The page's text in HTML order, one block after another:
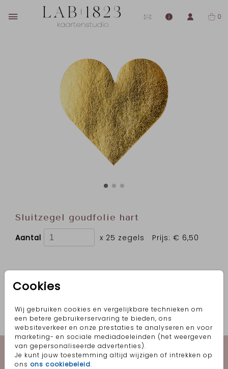
0
Cookies
Wij gebruiken cookies en vergelijkbare technieken om
een betere gebruikerservaring te bieden, ons
websiteverkeer en onze prestaties te analyseren en voor
marketing- en sociale mediadoeleinden (het weergeven
van gepersonaliseerde advertenties).
Je kunt jouw toestemming altijd wijzigen of intrekken op
ons ons cookiebeleid.
Sluitzegel goudfolie hart
Aantal x 25 zegels Prijs: € 6,50
OMSCHRIJVING
hartje maakt deze sluitzegel helemaal af.
Prijs:€ 6,50 per 25 zegels
Geboorte